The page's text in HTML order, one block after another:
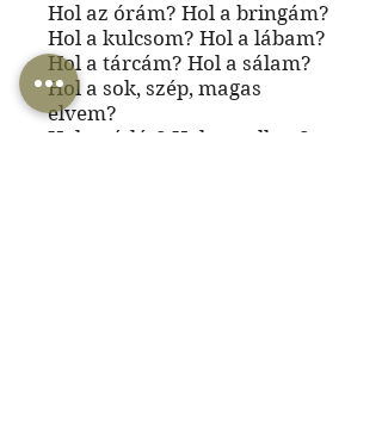
Hol az órám? Hol a bringám?
Hol a kulcsom? Hol a lábam?
Hol a tárcám? Hol a sálam?
Hol a sok, szép, magas
elvem?
Hol az ízlés? Hol a szellem?